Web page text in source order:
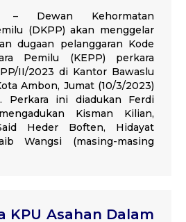
– Dewan Kehormatan
(DKPP) akan menggelar
dugaan pelanggaran Kode
Pemilu (KEPP) perkara
II/2023 di Kantor Bawaslu
Ambon, Jumat (10/3/2023)
Perkara ini diadukan Ferdi
Kisman Kilian,
Heder Boften, Hidayat
Wangsi (masing-masing
KPU Asahan Dalam